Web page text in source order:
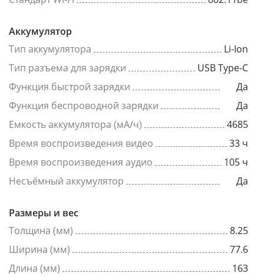
Аккумулятор
Тип аккумулятора
Li-Ion
Тип разъема для зарядки
USB Type-C
Функция быстрой зарядки
Да
Функция беспроводной зарядки
Да
Емкость аккумулятора (мА/ч)
4685
Время воспроизведения видео
33 ч
Время воспроизведения аудио
105 ч
Несъёмный аккумулятор
Да
Размеры и вес
Толщина (мм)
8.25
Ширина (мм)
77.6
Длина (мм)
163